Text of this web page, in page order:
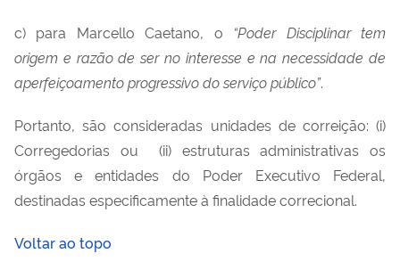
c) para Marcello Caetano, o “Poder Disciplinar tem
origem e razão de ser no interesse e na necessidade de
aperfeiçoamento progressivo do serviço público”.
Portanto,são consideradas unidades de correição: (i)
Corregedorias ou (ii) estruturas administrativas os
órgãos e entidades do Poder Executivo Federal,
destinadas especificamente à finalidade correcional.
Voltar ao topo